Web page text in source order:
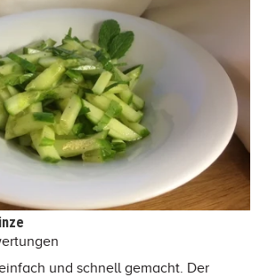
und schnell gemacht. Der